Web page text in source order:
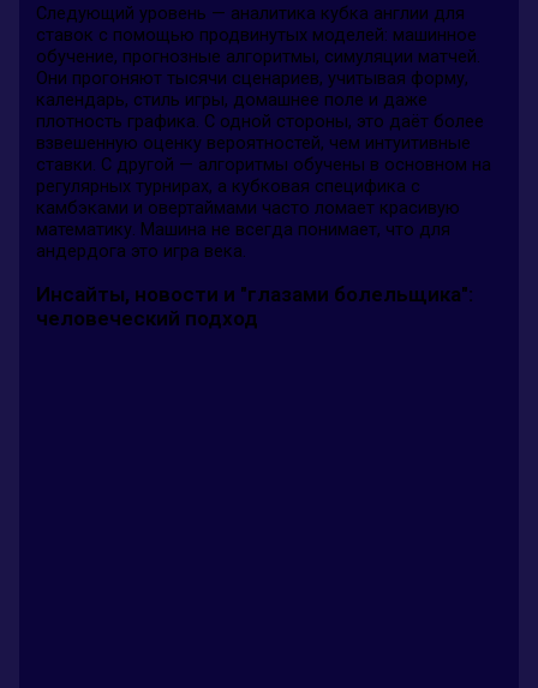
Следующий уровень — аналитика кубка англии для
ставок с помощью продвинутых моделей: машинное
обучение, прогнозные алгоритмы, симуляции матчей.
Они прогоняют тысячи сценариев, учитывая форму,
календарь, стиль игры, домашнее поле и даже
плотность графика. С одной стороны, это даёт более
взвешенную оценку вероятностей, чем интуитивные
ставки. С другой — алгоритмы обучены в основном на
регулярных турнирах, а кубковая специфика с
камбэками и овертаймами часто ломает красивую
математику. Машина не всегда понимает, что для
андердога это игра века.
Инсайты, новости и "глазами болельщика":
человеческий подход